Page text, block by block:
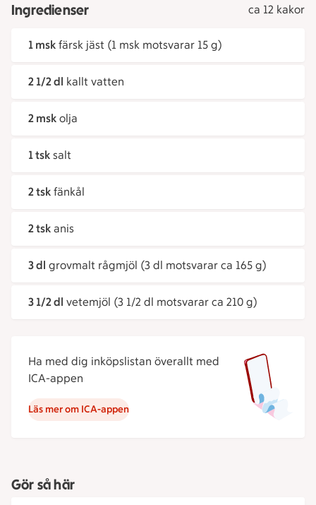
Ingredienser ca 12 kakor
1 msk färsk jäst (1 msk motsvarar 15 g)
2 1/2 dl kallt vatten
2 msk olja
1 tsk salt
2 tsk fänkål
2 tsk anis
3 dl grovmalt rågmjöl (3 dl motsvarar ca 165 g)
3 1/2 dl vetemjöl (3 1/2 dl motsvarar ca 210 g)
Ha med dig inköpslistan överallt med
ICA-appen
Läs mer om ICA-appen
Gör så här